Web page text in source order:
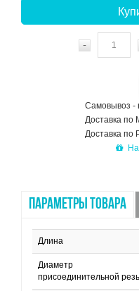
-
Самовывоз -
Доставка по
Доставка по
ПАРАМЕТРЫ ТОВАРА
Длина
Диаметр
присоединительной